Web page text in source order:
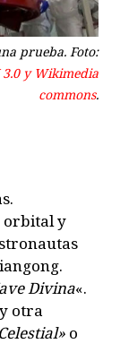
prueba. Foto:
3.0 y Wikimedia
commons.
orbital y
Divina«.
otra
o